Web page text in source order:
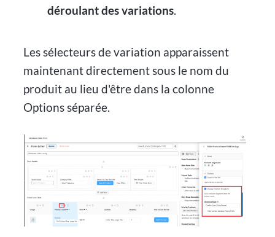
déroulant des variations.
Les sélecteurs de variation apparaissent
maintenant directement sous le nom du
produit au lieu d'être dans la colonne
Options séparée.